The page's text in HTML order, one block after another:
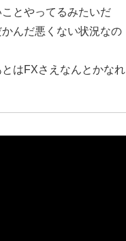
とやってるみたいだ
かんだ悪くない状況なの
はFXさえなんとかなれ